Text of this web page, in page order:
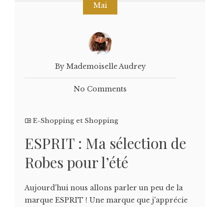
Mai
By Mademoiselle Audrey
No Comments
E-Shopping et Shopping
ESPRIT : Ma sélection de
Robes pour l’été
Aujourd'hui nous allons parler un peu de la
marque ESPRIT ! Une marque que j'apprécie